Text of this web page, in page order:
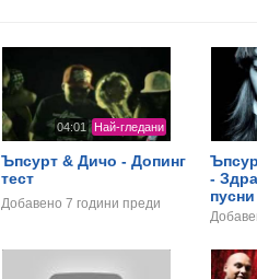
04:01 Най-гледани
Ъпсурт & Дичо - Допинг
тест
Добавено7 години преди
-
пусни